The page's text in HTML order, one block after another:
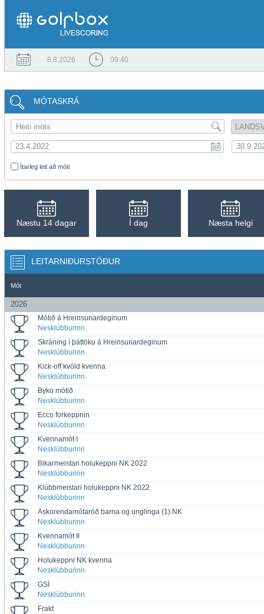
8.8.2026 09:40
MÓTASKRÁ
Ítarleg leit að móti
Næstu 14 dagar Í dag Næsta helgi
LEITARNIÐURSTÖÐUR
Mót
2026
Mótið á Hreinsunardeginum
Nesklúbburinn
Skráning í þáttöku á Hreinsunardeginum
Nesklúbburinn
Kick-off kvöld kvenna
Nesklúbburinn
Byko mótið
Nesklúbburinn
Ecco forkeppnin
Nesklúbburinn
Kvennamót I
Nesklúbburinn
Bikarmeistari holukeppni NK 2022
Nesklúbburinn
Klúbbmeistari holukeppni NK 2022
Nesklúbburinn
Áskorendamótaröð barna og unglinga (1) NK
Nesklúbburinn
Kvennamót II
Nesklúbburinn
Holukeppni NK kvenna
Nesklúbburinn
GSÍ
Nesklúbburinn
Frakt